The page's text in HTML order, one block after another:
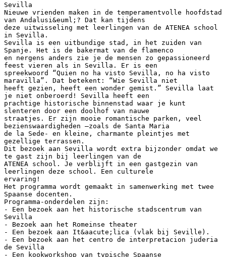
Sevilla
Nieuwe vrienden maken in de temperamentvolle hoofdstad
van Andalusi&euml;? Dat kan tijdens
deze uitwisseling met leerlingen van de ATENEA school
in Sevilla.
Sevilla is een uitbundige stad, in het zuiden van
Spanje. Het is de bakermat van de flamenco
en nergens anders zie je de mensen zo gepassioneerd
feest vieren als in Sevilla. Er is een
spreekwoord “Quien no ha visto Sevilla, no ha visto
maravilla”. Dat betekent: “Wie Sevilla niet
heeft gezien, heeft een wonder gemist.” Sevilla laat
je niet onberoerd! Sevilla heeft een
prachtige historische binnenstad waar je kunt
slenteren door een doolhof van nauwe
straatjes. Er zijn mooie romantische parken, veel
bezienswaardigheden –zoals de Santa Maria
de la Sede- en kleine, charmante pleintjes met
gezellige terrassen.
Dit bezoek aan Sevilla wordt extra bijzonder omdat we
te gast zijn bij leerlingen van de
ATENEA school. Je verblijft in een gastgezin van
leerlingen deze school. Een culturele
ervaring!
Het programma wordt gemaakt in samenwerking met twee
Spaanse docenten.
Programma-onderdelen zijn:
- Een bezoek aan het historische stadscentrum van
Sevilla
- Bezoek aan het Romeinse theater
- Een bezoek aan It&aacute;lica (vlak bij Seville).
- Een bezoek aan het centro de interpretacion juderia
de Sevilla
- Een kookworkshop van typische Spaanse